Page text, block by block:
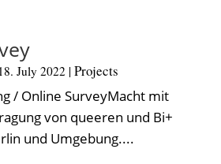
18. July 2022 | Projects
/ Online SurveyMacht mit
von queeren und Bi+
und Umgebung....